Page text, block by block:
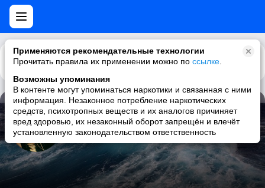
Применяются рекомендательные технологии
Прочитать правила их применении можно по ссылке
Возможны упоминания
В контенте могут упоминаться наркотики и связанная с ними
информация. Незаконное потребление наркотических
средств, психотропных веществ и их аналогов причиняет
вред здоровью, их незаконный оборот запрещён и влечёт
установленную законодательством ответственность
Каталог Рекомендации
ܨܓܨSkaya ܨܓܨ
5 плейлистов